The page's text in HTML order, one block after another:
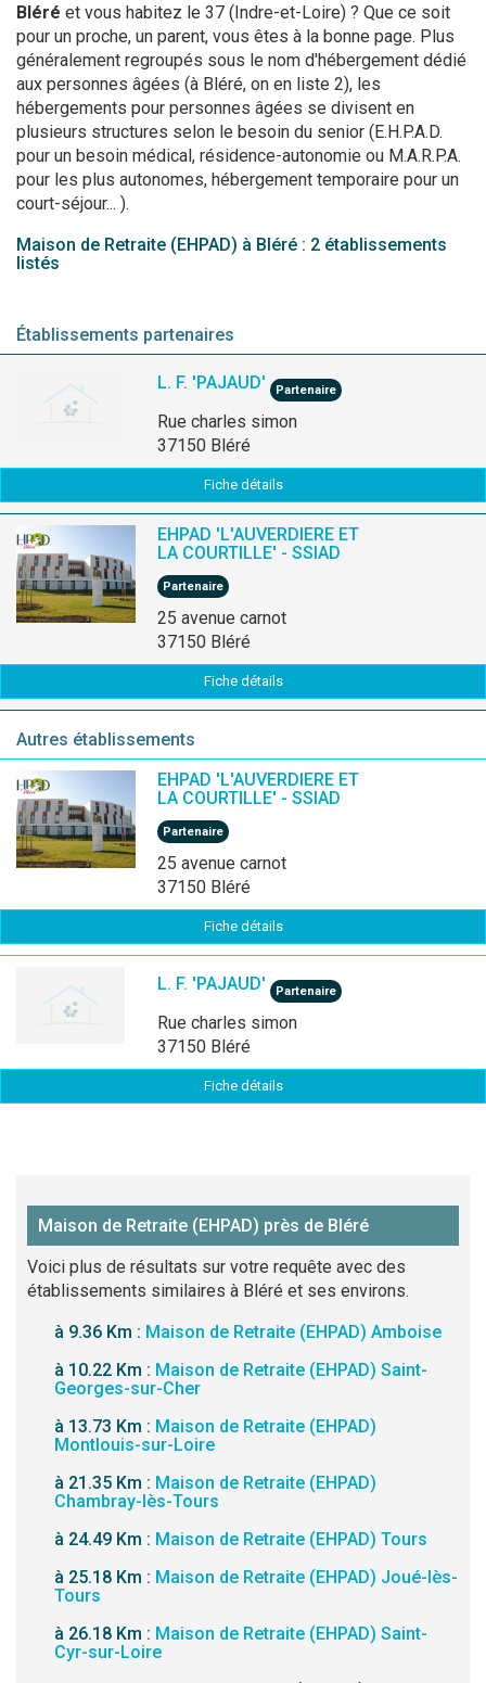
Bléré et vous habitez le 37 (Indre-et-Loire) ? Que ce soit
pour un proche, un parent, vous êtes à la bonne page. Plus
généralement regroupés sous le nom d'hébergement dédié
aux personnes âgées (à Bléré, on en liste 2), les
hébergements pour personnes âgées se divisent en
plusieurs structures selon le besoin du senior (E.H.P.A.D.
pour un besoin médical, résidence-autonomie ou M.A.R.P.A.
pour les plus autonomes, hébergement temporaire pour un
court-séjour... ).
Maison de Retraite (EHPAD) à Bléré : 2 établissements
listés
Établissements partenaires
L. F. 'PAJAUD' Partenaire
rue charles simon
37150 Bléré
Fiche détails
EHPAD 'L'AUVERDIERE ET
LA COURTILLE' - SSIAD
Partenaire
25 avenue carnot
37150 Bléré
Fiche détails
Autres établissements
EHPAD 'L'AUVERDIERE ET
LA COURTILLE' - SSIAD
Partenaire
25 avenue carnot
37150 Bléré
Fiche détails
L. F. 'PAJAUD' Partenaire
rue charles simon
37150 Bléré
Fiche détails
Maison de Retraite (EHPAD) près de Bléré
Voici plus de résultats sur votre requête avec des
établissements similaires à Bléré et ses environs.
à 9.36 Km : Maison de Retraite (EHPAD) Amboise
à 10.22 Km : Maison de Retraite (EHPAD) Saint-
Georges-sur-Cher
à 13.73 Km : Maison de Retraite (EHPAD)
Montlouis-sur-Loire
à 21.35 Km : Maison de Retraite (EHPAD)
Chambray-lès-Tours
à 24.49 Km : Maison de Retraite (EHPAD) Tours
à 25.18 Km : Maison de Retraite (EHPAD) Joué-lès-
Tours
à 26.18 Km : Maison de Retraite (EHPAD) Saint-
Cyr-sur-Loire